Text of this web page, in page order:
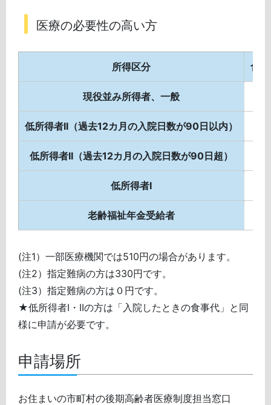
医療の必要性の高い方
所得区分 食
現役並み所得者、一般
低所得者II（過去12カ月の入院日数が90日以内）
低所得者II（過去12カ月の入院日数が90日超）
低所得者I
老齢福祉年金受給者
(注1）一部医療機関では510円の場合があります。
(注2）指定難病の方は330円です。
(注3）指定難病の方は０円です。
★低所得者I・IIの方は「入院したときの食事代」と同
様に申請が必要です。
申請場所
お住まいの市町村の後期高齢者医療制度担当窓口